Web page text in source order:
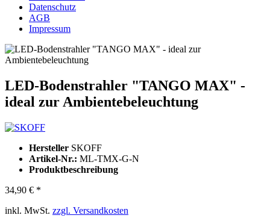
Datenschutz
AGB
Impressum
LED-Bodenstrahler "TANGO MAX" -
ideal zur Ambientebeleuchtung
Hersteller SKOFF
Artikel-Nr.: ML-TMX-G-N
Produktbeschreibung
34,90 € *
inkl. MwSt. zzgl. Versandkosten